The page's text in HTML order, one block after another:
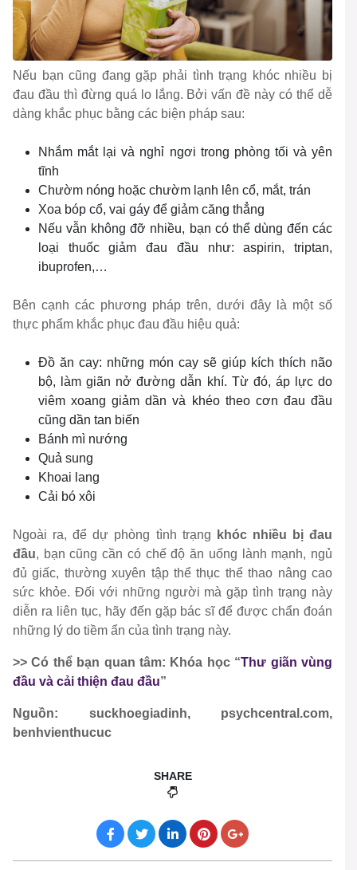
Nếu bạn cũng đang gặp phải tình trạng khóc nhiều bị
đau đầu thì đừng quá lo lắng. Bởi vấn đề này có thể dễ
dàng khắc phục bằng các biện pháp sau:
Nhắm mắt lại và nghỉ ngơi trong phòng tối và yên
tĩnh
Chườm nóng hoặc chườm lạnh lên cổ, mắt, trán
Xoa bóp cổ, vai gáy để giảm căng thẳng
Nếu vẫn không đỡ nhiều, bạn có thể dùng đến các
loại thuốc giảm đau đầu như: aspirin, triptan,
ibuprofen,…
Bên cạnh các phương pháp trên, dưới đây là một số
thực phẩm khắc phục đau đầu hiệu quả:
Đồ ăn cay: những món cay sẽ giúp kích thích não
bộ, làm giãn nở đường dẫn khí. Từ đó, áp lực do
viêm xoang giảm dần và khéo theo cơn đau đầu
cũng dần tan biến
Bánh mì nướng
Quả sung
Khoai lang
Cải bó xôi
Ngoài ra, để dự phòng tình trạng
khóc nhiều bị đau
đầu, bạn cũng cần có chế độ ăn uống lành mạnh, ngủ
đủ giấc, thường xuyên tập thể thục thể thao nâng cao
sức khỏe. Đối với những người mà gặp tình trạng này
diễn ra liên tục, hãy đến gặp bác sĩ để được chẩn đoán
những lý do tiềm ẩn của tình trạng này.
>> Có thể bạn quan tâm: Khóa học “Thư giãn vùng
đầu và cải thiện đau đầu”
Nguồn: suckhoegiadinh, psychcentral.com,
benhvienthucuc
SHARE